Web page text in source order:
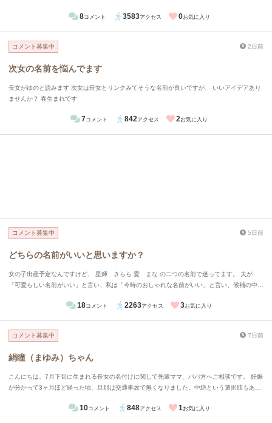
8コメント 3583アクセス 0お気に入り
コメント募集中 2日前
次女の名前を悩んでます
長女がゆのと読みます 次女は長女とリンクみてそうな名前が良いですが、 いいアイデアあり
ませんか？ 春生まれです
7コメント 842 アクセス 2 お気に入り
コメント募集中 5日前
どちらの名前がいいと思いますか？
女の子出産予定なんですけど、 星輝 きらら 愛 まな の二つの名前で迷ってます。 夫が
「可愛らしい名前がいい」と言い、私は「今時のおしゃれな名前がいい」と言い、候補の中か
18コメント 2263アクセス 3お気に入り
コメント募集中 7日前
絹瞳（まゆみ）ちゃん
こんにちは。7月下旬に生まれる長女の名付けに関して先輩ママ、パパ方へご相談です。 妊娠
が分かって3ヶ月ほど経った頃、旦那は交通事故で無くなりました。中絶という選択肢もあり
みたいと母親に伝えたら了承してくれました。名前に関して、 母の「絹代」（きぬよ）から
10コメント 848アクセス 1 お気に入り